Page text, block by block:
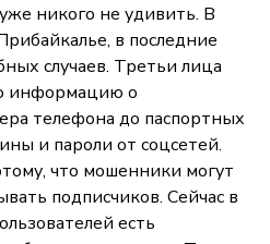
никого не удивить. В
в последние
случаев. Третьи лица
информацию о
телефона до паспортных
и пароли от соцсетей.
что мошенники могут
подписчиков. Сейчас в
есть